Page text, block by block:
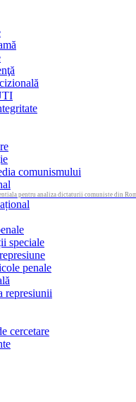
comunismului
pentru analiza dictaturii comuniste din
speciale
penale
represiunii
cercetare